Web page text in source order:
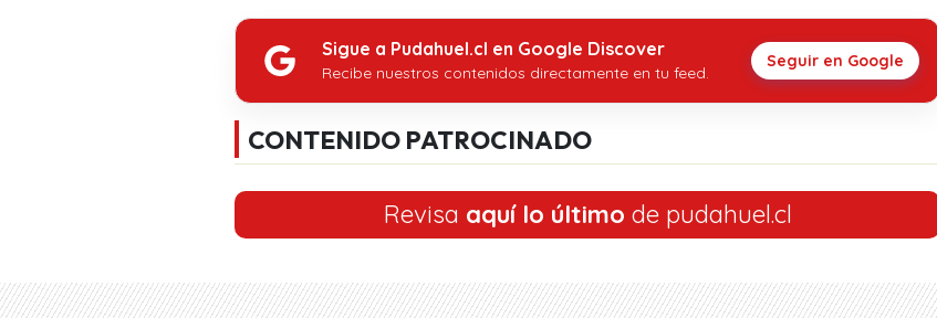
Sigue a Pudahuel.cl en Google Discover
Recibe nuestros contenidos directamente en tu feed.
Seguir en Google
CONTENIDO PATROCINADO
Revisa aquí lo último de pudahuel.cl